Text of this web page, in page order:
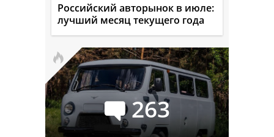
Российский авторынок в июле:
лучший месяц текущего года
263